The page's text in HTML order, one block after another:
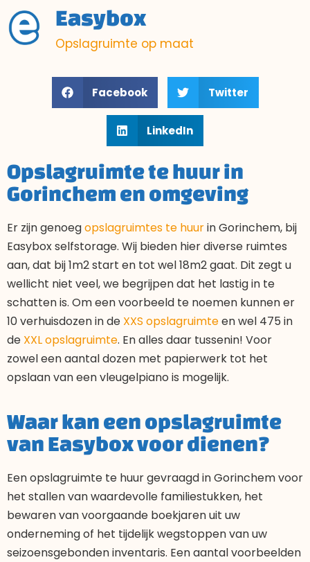
Easybox
Opslagruimte op maat
Facebook Twitter
LinkedIn
Opslagruimte te huur in
Gorinchem en omgeving
Er zijn genoegopslagruimtes te huurin Gorinchem, bij
Easybox selfstorage. Wij bieden hier diverse ruimtes
aan, dat bij 1m2 start en tot wel 18m2 gaat. Dit zegt u
wellicht niet veel, we begrijpen dat het lastig in te
schatten is. Om een voorbeeld te noemen kunnen er
10 verhuisdozen in de XXS opslagruimteen wel 475 in
de XXL opslagruimte. En alles daar tussenin! Voor
zowel een aantal dozen met papierwerk tot het
opslaan van een vleugelpiano is mogelijk.
Waar kan een opslagruimte
van Easybox voor dienen?
Een opslagruimte te huur gevraagd in Gorinchem voor
het stallen van waardevolle familiestukken, het
bewaren van voorgaande boekjaren uit uw
onderneming of het tijdelijk wegstoppen van uw
seizoensgebonden inventaris. Een aantal voorbeelden